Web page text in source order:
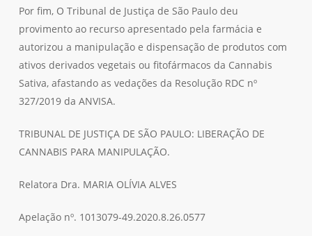
Por fim, O Tribunal de Justiça de São Paulo deu
provimento ao recurso apresentado pela farmácia e
autorizou a manipulação e dispensação de produtos com
ativos derivados vegetais ou fitofármacos da Cannabis
Sativa, afastando as vedações da Resolução RDC nº
327/2019 da ANVISA.
TRIBUNAL DE JUSTIÇA DE SÃO PAULO: LIBERAÇÃO DE
CANNABIS PARA MANIPULAÇÃO.
Relatora Dra. MARIA OLÍVIA ALVES
Apelação nº. 1013079-49.2020.8.26.0577